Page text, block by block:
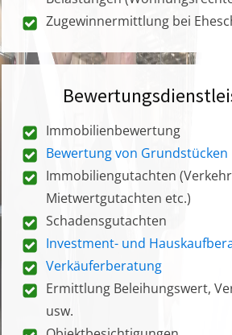
Zugewinnermittlung bei
Immobilienbewertung
Bewertung von Grundstücken
Immobiliengutachten
Mietwertgutachten etc.)
Schadensgutachten
Investment- und
Verkäuferberatung
Ermittlung Beleihungswert,
usw.